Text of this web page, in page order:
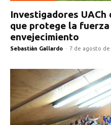
Investigadores
que protege la
envejecimiento
Sebastián Gallardo - 7 de agosto de